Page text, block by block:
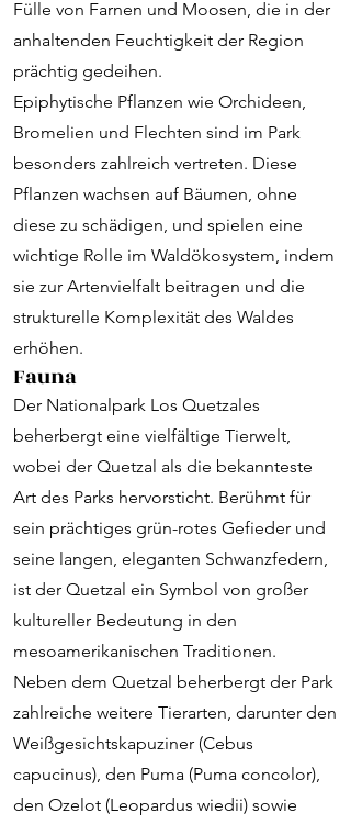
Fülle von Farnen und Moosen, die in der
anhaltenden Feuchtigkeit der Region
prächtig gedeihen.
Epiphytische Pflanzen wie Orchideen,
Bromelien und Flechten sind im Park
besonders zahlreich vertreten. Diese
Pflanzen wachsen auf Bäumen, ohne
diese zu schädigen, und spielen eine
wichtige Rolle im Waldökosystem, indem
sie zur Artenvielfalt beitragen und die
strukturelle Komplexität des Waldes
erhöhen.
Fauna
Der Nationalpark Los Quetzales
beherbergt eine vielfältige Tierwelt,
wobei der Quetzal als die bekannteste
Art des Parks hervorsticht. Berühmt für
sein prächtiges grün-rotes Gefieder und
seine langen, eleganten Schwanzfedern,
ist der Quetzal ein Symbol von großer
kultureller Bedeutung in den
mesoamerikanischen Traditionen.
Neben dem Quetzal beherbergt der Park
zahlreiche weitere Tierarten, darunter den
Weißgesichtskapuziner (Cebus
capucinus), den Puma (Puma concolor),
den Ozelot (Leopardus wiedii) sowie